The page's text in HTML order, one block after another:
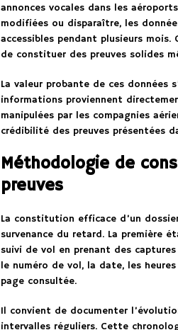
annonces vocales dans les
modifiées ou disparaître, les
accessibles pendant plusieurs
de constituer des preuves solides
La valeur probante de ces données
informations proviennent
manipulées par les compagnies
crédibilité des preuves présentées
Méthodologie de
preuves
La constitution efficace d’un
survenance du retard. La première
suivi de vol en prenant des
le numéro de vol, la date, les
page consultée.
Il convient de documenter
intervalles réguliers. Cette